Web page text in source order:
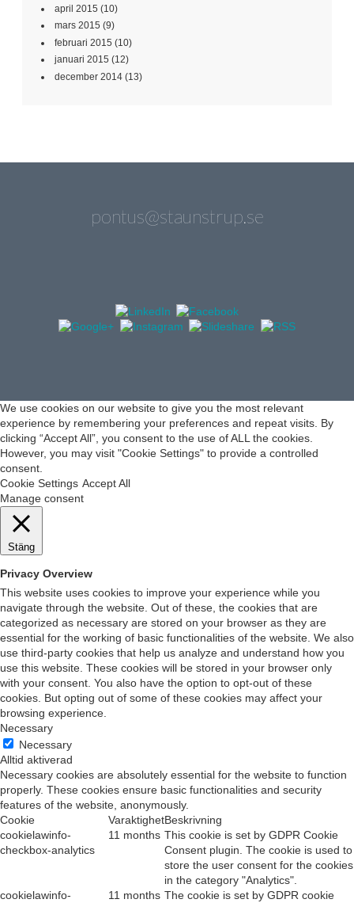
april 2015 (10)
mars 2015 (9)
februari 2015 (10)
januari 2015 (12)
december 2014 (13)
pontus@staunstrup.se
We use cookies on our website to give you the most relevant
experience by remembering your preferences and repeat visits. By
clicking “Accept All”, you consent to the use of ALL the cookies.
However, you may visit "Cookie Settings" to provide a controlled
consent.
Cookie Settings Accept All
Manage consent
Stäng
Privacy Overview
This website uses cookies to improve your experience while you
navigate through the website. Out of these, the cookies that are
categorized as necessary are stored on your browser as they are
essential for the working of basic functionalities of the website. We also
use third-party cookies that help us analyze and understand how you
use this website. These cookies will be stored in your browser only
with your consent. You also have the option to opt-out of these
cookies. But opting out of some of these cookies may affect your
browsing experience.
Necessary
Necessary
Alltid aktiverad
Necessary cookies are absolutely essential for the website to function
properly. These cookies ensure basic functionalities and security
features of the website, anonymously.
Cookie
VaraktighetBeskrivning
cookielawinfo-
checkbox-analytics
11 months This cookie is set by GDPR Cookie
Consent plugin. The cookie is used to
store the user consent for the cookies
in the category "Analytics".
cookielawinfo-
11 months The cookie is set by GDPR cookie